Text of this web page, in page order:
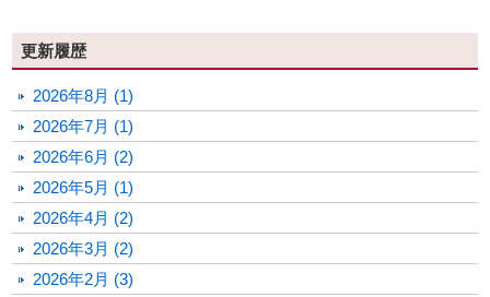
更新履歴
2026年8月 (1)
2026年7月 (1)
2026年6月 (2)
2026年5月 (1)
2026年4月 (2)
2026年3月 (2)
2026年2月 (3)